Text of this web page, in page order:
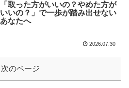
「取った方がいいの？やめた方が
いいの？」で一歩が踏み出せない
あなたへ
2026.07.30
次のページ